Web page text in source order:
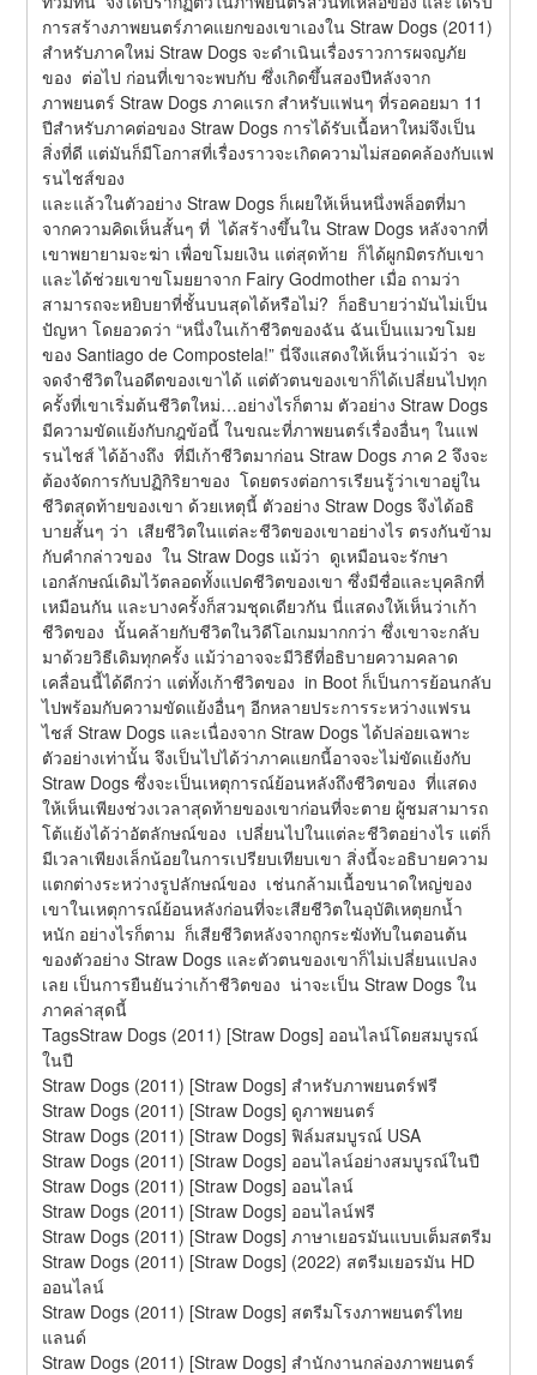
การสร้างภาพยนตร์ภาคแยกของเขาเองใน Straw Dogs (2011)
สำหรับภาคใหม่ Straw Dogs จะดำเนินเรื่องราวการผจญภัย
ของ  ต่อไป ก่อนที่เขาจะพบกับ ซึ่งเกิดขึ้นสองปีหลังจาก
ภาพยนตร์ Straw Dogs ภาคแรก สำหรับแฟนๆ ที่รอคอยมา 11
ปีสำหรับภาคต่อของ Straw Dogs การได้รับเนื้อหาใหม่จึงเป็น
สิ่งที่ดี แต่มันก็มีโอกาสที่เรื่องราวจะเกิดความไม่สอดคล้องกับแฟ
รนไชส์ของ
และแล้วในตัวอย่าง Straw Dogs ก็เผยให้เห็นหนึ่งพล็อตที่มา
จากความคิดเห็นสั้นๆ ที่  ได้สร้างขึ้นใน Straw Dogs หลังจากที่
เขาพยายามจะฆ่า เพื่อขโมยเงิน แต่สุดท้าย  ก็ได้ผูกมิตรกับเขา
และได้ช่วยเขาขโมยยาจาก Fairy Godmother เมื่อ ถามว่า
สามารถจะหยิบยาที่ชั้นบนสุดได้หรือไม่?  ก็อธิบายว่ามันไม่เป็น
ปัญหา โดยอวดว่า “หนึ่งในเก้าชีวิตของฉัน ฉันเป็นแมวขโมย
ของ Santiago de Compostela!” นี่จึงแสดงให้เห็นว่าแม้ว่า  จะ
จดจำชีวิตในอดีตของเขาได้ แต่ตัวตนของเขาก็ได้เปลี่ยนไปทุก
ครั้งที่เขาเริ่มต้นชีวิตใหม่…อย่างไรก็ตาม ตัวอย่าง Straw Dogs
มีความขัดแย้งกับกฎข้อนี้ ในขณะที่ภาพยนตร์เรื่องอื่นๆ ในแฟ
รนไชส์ ได้อ้างถึง  ที่มีเก้าชีวิตมาก่อน Straw Dogs ภาค 2 จึงจะ
ต้องจัดการกับปฏิกิริยาของ  โดยตรงต่อการเรียนรู้ว่าเขาอยู่ใน
ชีวิตสุดท้ายของเขา ด้วยเหตุนี้ ตัวอย่าง Straw Dogs จึงได้อธิ
บายสั้นๆ ว่า  เสียชีวิตในแต่ละชีวิตของเขาอย่างไร ตรงกันข้าม
กับคำกล่าวของ  ใน Straw Dogs แม้ว่า  ดูเหมือนจะรักษา
เอกลักษณ์เดิมไว้ตลอดทั้งแปดชีวิตของเขา ซึ่งมีชื่อและบุคลิกที่
เหมือนกัน และบางครั้งก็สวมชุดเดียวกัน นี่แสดงให้เห็นว่าเก้า
ชีวิตของ  นั้นคล้ายกับชีวิตในวิดีโอเกมมากกว่า ซึ่งเขาจะกลับ
มาด้วยวิธีเดิมทุกครั้ง แม้ว่าอาจจะมีวิธีที่อธิบายความคลาด
เคลื่อนนี้ได้ดีกว่า แต่ทั้งเก้าชีวิตของ  in Boot ก็เป็นการย้อนกลับ
ไปพร้อมกับความขัดแย้งอื่นๆ อีกหลายประการระหว่างแฟรน
ไชส์ Straw Dogs และเนื่องจาก Straw Dogs ได้ปล่อยเฉพาะ
ตัวอย่างเท่านั้น จึงเป็นไปได้ว่าภาคแยกนี้อาจจะไม่ขัดแย้งกับ
Straw Dogs ซึ่งจะเป็นเหตุการณ์ย้อนหลังถึงชีวิตของ  ที่แสดง
ให้เห็นเพียงช่วงเวลาสุดท้ายของเขาก่อนที่จะตาย ผู้ชมสามารถ
โต้แย้งได้ว่าอัตลักษณ์ของ  เปลี่ยนไปในแต่ละชีวิตอย่างไร แต่ก็
มีเวลาเพียงเล็กน้อยในการเปรียบเทียบเขา สิ่งนี้จะอธิบายความ
แตกต่างระหว่างรูปลักษณ์ของ  เช่นกล้ามเนื้อขนาดใหญ่ของ
เขาในเหตุการณ์ย้อนหลังก่อนที่จะเสียชีวิตในอุบัติเหตุยกน้ำ
หนัก อย่างไรก็ตาม  ก็เสียชีวิตหลังจากถูกระฆังทับในตอนต้น
ของตัวอย่าง Straw Dogs และตัวตนของเขาก็ไม่เปลี่ยนแปลง
เลย เป็นการยืนยันว่าเก้าชีวิตของ  น่าจะเป็น Straw Dogs ใน
ภาคล่าสุดนี้
TagsStraw Dogs (2011) [Straw Dogs] ออนไลน์โดยสมบูรณ์
ในปี
Straw Dogs (2011) [Straw Dogs] สำหรับภาพยนตร์ฟรี
Straw Dogs (2011) [Straw Dogs] ดูภาพยนตร์
Straw Dogs (2011) [Straw Dogs] ฟิล์มสมบูรณ์ USA
Straw Dogs (2011) [Straw Dogs] ออนไลน์อย่างสมบูรณ์ในปี
Straw Dogs (2011) [Straw Dogs] ออนไลน์
Straw Dogs (2011) [Straw Dogs] ออนไลน์ฟรี
Straw Dogs (2011) [Straw Dogs] ภาษาเยอรมันแบบเต็มสตรีม
Straw Dogs (2011) [Straw Dogs] (2022) สตรีมเยอรมัน HD
ออนไลน์
Straw Dogs (2011) [Straw Dogs] สตรีมโรงภาพยนตร์ไทย
แลนด์
Straw Dogs (2011) [Straw Dogs] สํานักงานกล่องภาพยนตร์